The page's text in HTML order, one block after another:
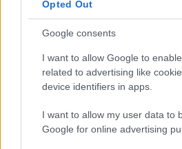
Opted Out
Google consents
I want to allow Google to
related to advertising like
device identifiers in apps.
I want to allow my user data to
Google for online advertising
«Χωρίς σκηνές και
θερμοκρασίες»: Σε
χιλιάδες
Η ΕΛΑΣ διαψεύδει
τουρίστα στην
πρόταση για
Συναγερμός στον